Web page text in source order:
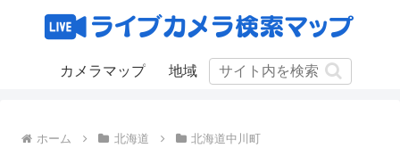
カメラマップ 地域
ホーム 北海道 北海道中川町